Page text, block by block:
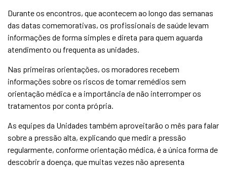
Durante os encontros, que acontecem ao longo das semanas
das datas comemorativas, os profissionais de saúde levam
informações de forma simples e direta para quem aguarda
atendimento ou frequenta as unidades.
Nas primeiras orientações, os moradores recebem
informações sobre os riscos de tomar remédios sem
orientação médica e a importância de não interromper os
tratamentos por conta própria.
As equipes da Unidades também aproveitarão o mês para falar
sobre a pressão alta, explicando que medir a pressão
regularmente, conforme orientação médica, é a única forma de
descobrir a doença, que muitas vezes não apresenta